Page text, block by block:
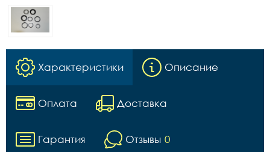
Характеристики Описание
Оплата Доставка
Гарантия Отзывы 0